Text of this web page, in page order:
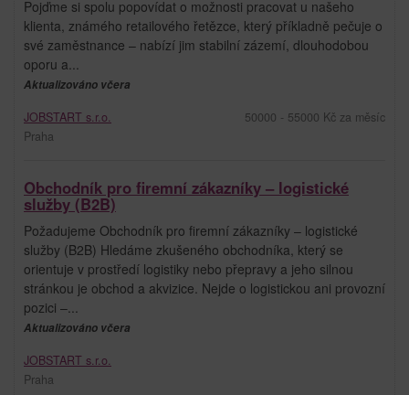
Pojďme si spolu popovídat o možnosti pracovat u našeho
klienta, známého retailového řetězce, který příkladně pečuje o
své zaměstnance – nabízí jim stabilní zázemí, dlouhodobou
oporu a...
Aktualizováno včera
JOBSTART s.r.o.
Praha
50000 - 55000 Kč za měsíc
Obchodník pro firemní zákazníky – logistické
služby (B2B)
Požadujeme Obchodník pro firemní zákazníky – logistické
služby (B2B) Hledáme zkušeného obchodníka, který se
orientuje v prostředí logistiky nebo přepravy a jeho silnou
stránkou je obchod a akvizice. Nejde o logistickou ani provozní
pozici –...
Aktualizováno včera
JOBSTART s.r.o.
Praha